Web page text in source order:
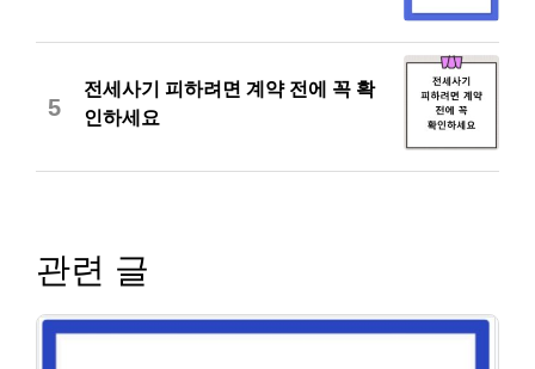
5
전세사기 피하려면 계약 전에 꼭 확
인하세요
관련 글